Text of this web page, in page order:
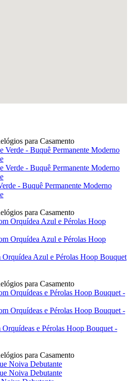
para Casamento
- Buquê Permanente Moderno
para Casamento
Azul e Pérolas Hoop Bouquet
para Casamento
e Pérolas Hoop Bouquet -
para Casamento